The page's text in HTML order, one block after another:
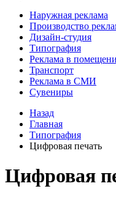
Наружная реклама
Производство
Дизайн-студия
Типография
Реклама в
Транспорт
Реклама в СМИ
Сувениры
Назад
Главная
Типография
Цифровая печать
Цифровая